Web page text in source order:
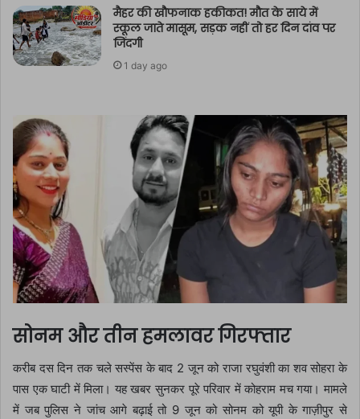
मैहर की खौफनाक हकीकत! मौत के साये में
स्कूल जाते मासूम, सड़क नहीं तो हर दिन दांव पर
जिंदगी
1 day ago
सोनम और तीन हमलावर गिरफ्तार
करीब दस दिन तक चले सस्पेंस के बाद 2 जून को राजा रघुवंशी का शव सोहरा के
पास एक घाटी में मिला। यह खबर सुनकर पूरे परिवार में कोहराम मच गया। मामले
में जब पुलिस ने जांच आगे बढ़ाई तो 9 जून को सोनम को यूपी के गाज़ीपुर से